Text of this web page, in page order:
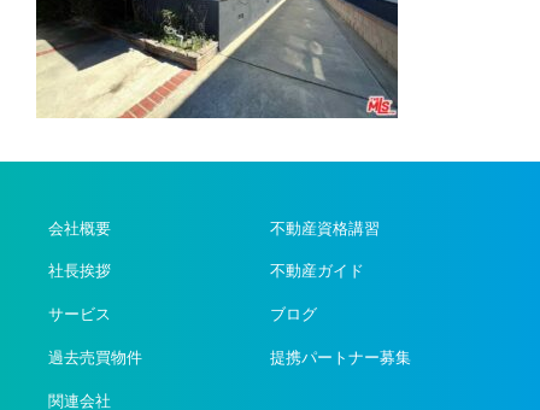
会社概要
社長挨拶
サービス
過去売買物件
関連会社
不動産資格講習
不動産ガイド
ブログ
提携パートナー募集